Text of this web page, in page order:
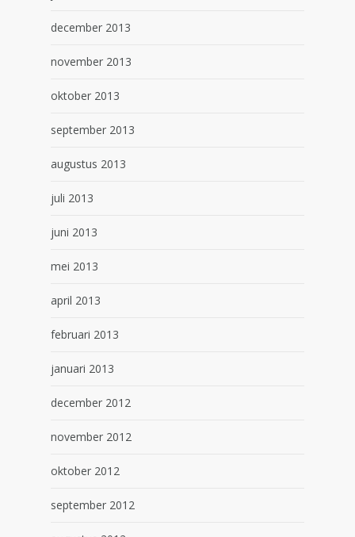
december 2013
november 2013
oktober 2013
september 2013
augustus 2013
juli 2013
juni 2013
mei 2013
april 2013
februari 2013
januari 2013
december 2012
november 2012
oktober 2012
september 2012